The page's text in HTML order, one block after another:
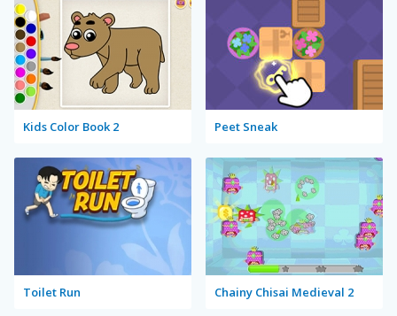
Kids Color Book 2 Peet Sneak
Toilet Run Chainy Chisai Medieval 2